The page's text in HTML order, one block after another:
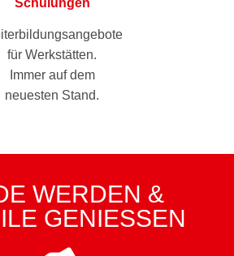
für Werkstätten.
Immer auf dem
neuesten Stand.
WERDEN &
GENIESSEN